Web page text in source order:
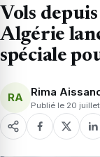
Vols
Algérie
spéciale
RA Rima
Publié le 20